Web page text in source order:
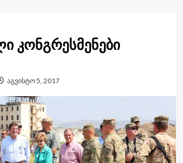
კონგრესმენები
აგვისტო 5, 2017